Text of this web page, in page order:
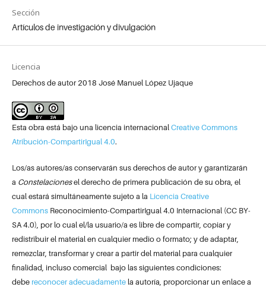
Sección
Artículos de investigación y divulgación
Licencia
Derechos de autor 2018 José Manuel López Ujaque
Esta obra está bajo una licencia internacional Creative Commons
Atribución-CompartirIgual 4.0.
Los/as autores/as conservarán sus derechos de autor y garantizarán
a Constelacionesel derecho de primera publicación de su obra, el
cual estará simultáneamente sujeto a la Licencia Creative
Commons Reconocimiento-CompartirIgual 4.0 Internacional (CC BY-
SA 4.0), por lo cual el/la usuario/a es libre de compartir, copiar y
redistribuir el material en cualquier medio o formato; y de adaptar,
remezclar, transformar y crear a partir del material para cualquier
finalidad, incluso comercial bajo las siguientes condiciones:
debe reconocer adecuadamentela autoría, proporcionar un enlace a